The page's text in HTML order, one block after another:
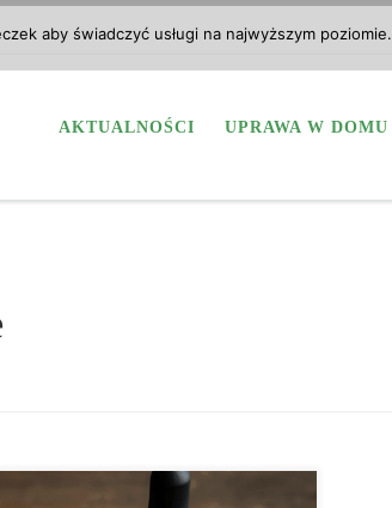
AKTUALNOŚCI UPRAWA W DOMU
aby świadczyć usługi na najwyższym poziomie.